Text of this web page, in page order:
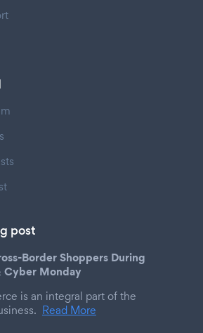
post
Border Shoppers During
Cyber Monday
is an integral part of the
Read More